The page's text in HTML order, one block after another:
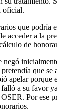
oficial.
que podría
acceder a la
de
negó
que se
apelar porque
a su favor
Por ese